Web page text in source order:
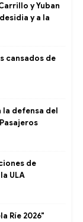
y Yuban
y a la
cansados de
defensa del
de
ULA
Ríe 2026"